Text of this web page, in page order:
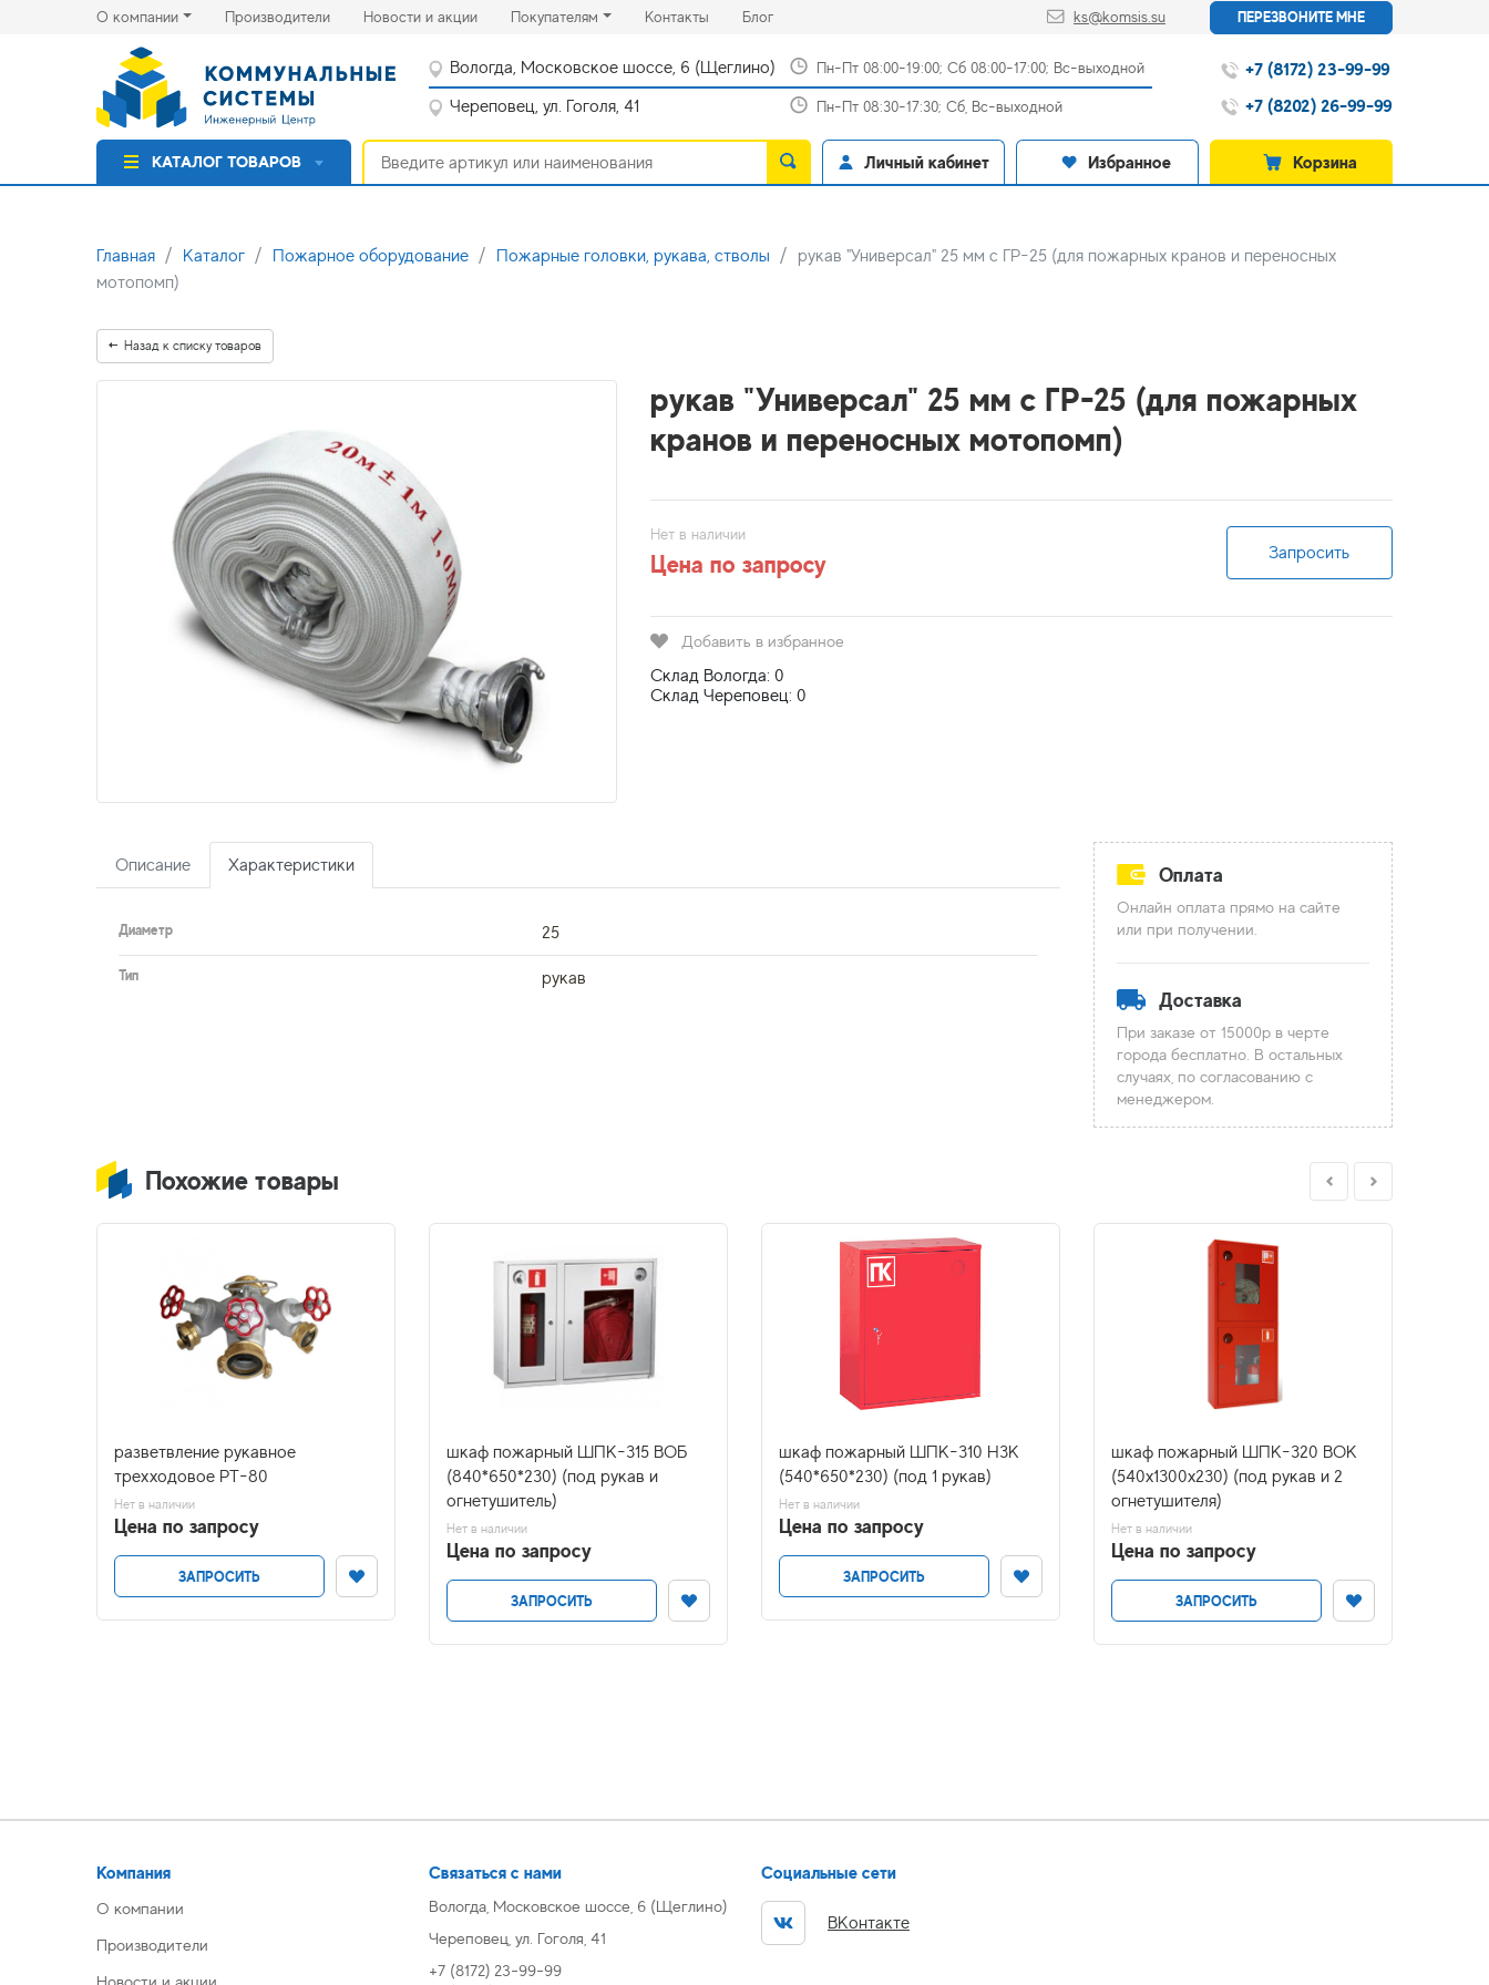
О компании Производители(current)Новости и акции(current)Покупателям Контакты(current)
Блог(current) ks@komsis.su ПЕРЕЗВОНИТЕ МНЕ
Вологда, Московское шоссе, 6 (Щеглино) Пн-Пт 08:00-19:00; Сб 08:00-17:00; Вс-выходной
Череповец, ул. Гоголя, 41 Пн-Пт 08:30-17:30; Сб, Вс-выходной
+7 (8172) 23-99-99
+7 (8202) 26-99-99
КАТАЛОГ ТОВАРОВ Личный кабинет Избранное Корзина
Главная Каталог Пожарное оборудование Пожарные головки, рукава, стволы
рукав "Универсал" 25 мм с ГР-25 (для пожарных кранов и переносных
мотопомп)
Назад к списку товаров
рукав "Универсал" 25 мм с ГР-25 (для пожарных
кранов и переносных мотопомп)
Нет в наличии
Цена по запросу Запросить
Добавить в избранное
Склад Вологда: 0
Склад Череповец: 0
Описание Характеристики
Диаметр 25
Тип рукав
Оплата
Онлайн оплата прямо на сайте
или при получении.
Доставка
При заказе от 15000р в черте
города бесплатно. В остальных
случаях, по согласованию с
менеджером.
Похожие товары
разветвление рукавное
трехходовое РТ-80
Нет в наличии
Цена по запросу
ЗАПРОСИТЬ
шкаф пожарный ШПК-315 ВОБ
(840*650*230) (под рукав и
огнетушитель)
Нет в наличии
Цена по запросу
ЗАПРОСИТЬ
шкаф пожарный ШПК-310 Н3К
(540*650*230) (под 1 рукав)
Нет в наличии
Цена по запросу
ЗАПРОСИТЬ
шкаф пожарный ШПК-320 ВОК
(540х1300х230) (под рукав и 2
огнетушителя)
Нет в наличии
Цена по запросу
ЗАПРОСИТЬ
Компания
О компании
Производители
Новости и акции
Связаться с нами
Вологда, Московское шоссе, 6 (Щеглино)
Череповец, ул. Гоголя, 41
+7 (8172) 23-99-99
Социальные сети
ВКонтакте